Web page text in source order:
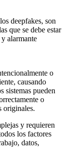
deepfakes, son
que se debe estar
alarmante
o
causando
sistemas pueden
o
originales.
y requieren
los factores
datos,